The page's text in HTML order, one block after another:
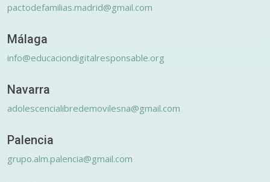
pactodefamilias.madrid@gmail.com
Málaga
info@educaciondigitalresponsable.org
Navarra
adolescencialibredemovilesna@gmail.com
Palencia
grupo.alm.palencia@gmail.com